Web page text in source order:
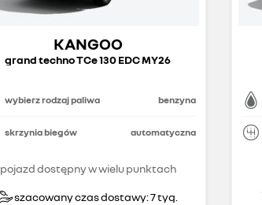
KANGOO
grand techno TCe 130 EDC MY26
wybierz rodzaj paliwa benzyna
skrzynia biegów automatyczna
pojazd dostępny w wielu punktach
szacowany czas dostawy: 7 tyg.